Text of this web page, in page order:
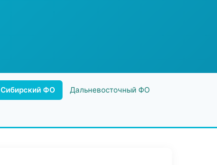
Сибирский ФО Дальневосточный ФО